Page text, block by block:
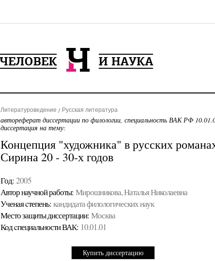
Литературоведение Русская литература
автореферат диссертации по филологии, специальность ВАК РФ
диссертация на тему:
Концепция "художника" в русских
Сирина 20 - 30-х годов
Год: 2005
Автор научной работы: Мирошникова, Наталья Николаевна
Ученая cтепень: кандидата филологических наук
Место защиты диссертации: Москва
Код cпециальности ВАК: 10.01.01
Купить диссертацию